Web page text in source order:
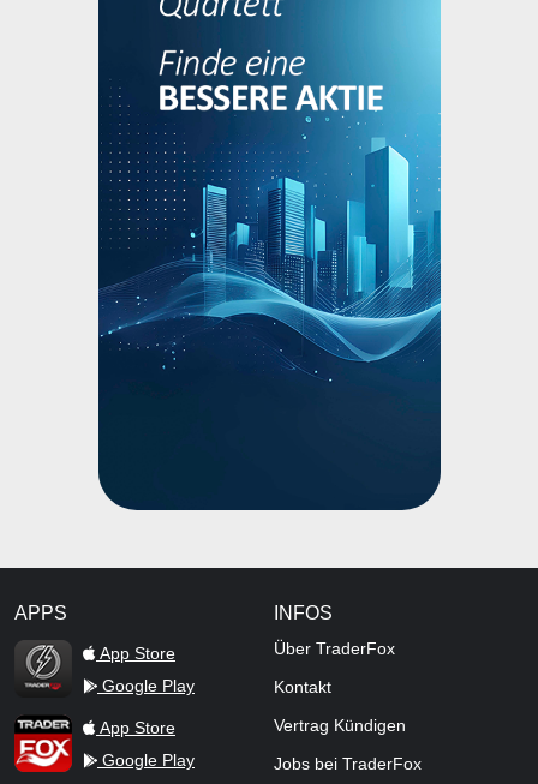
APPS
TraderFox Flash
App Store
Google Play
TraderFox AppApp Store
Google Play
INFOS
Über TraderFox
Kontakt
Vertrag Kündigen
Jobs bei TraderFox